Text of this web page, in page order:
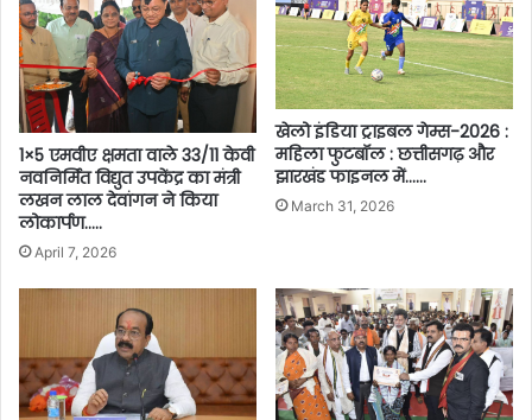
1×5 एमवीए क्षमता वाले 33/11 केवी
नवनिर्मित विद्युत उपकेंद्र का मंत्री
लखन लाल देवांगन ने किया
लोकार्पण…..
April 7, 2026
खेलो इंडिया ट्राइबल गेम्स-2026 :
महिला फुटबॉल : छत्तीसगढ़ और
झारखंड फाइनल में……
March 31, 2026